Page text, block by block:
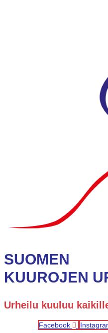
SUOMEN
KUUROJEN
Urheilu kuuluu
Facebook